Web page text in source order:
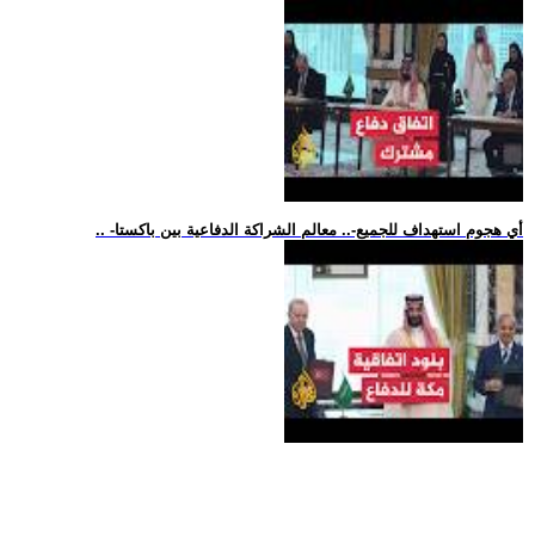
.. -أي هجوم استهداف للجميع-.. معالم الشراكة الدفاعية بين باكستا